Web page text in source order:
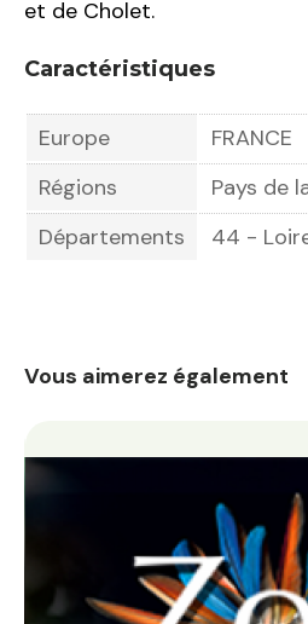
et de Cholet.
Caractéristiques
Europe
FRANCE
Régions
Pays de
Départements
44 -
Vous aimerez également